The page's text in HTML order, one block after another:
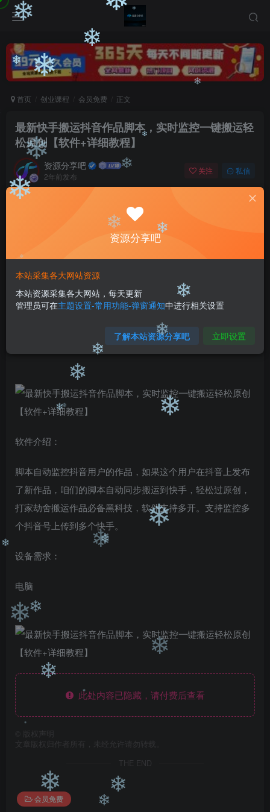
首页 创业课程 会员免费 正文
最新快手搬运抖音作品脚本，实时监控一键搬运轻
松原创【软件+详细教程】
资源分享吧
2年前发布
关注 私信
此内容为付费阅读，请付费后查看
9.9
黄金会员免费 钻石会员
您当前未登录！建议登陆后购买，可保存购买订单
软件介绍：
脚本自动监控抖音用户的作品，如果这个用户在抖音上发布
了新作品，咱们的脚本自动同步搬运到快手，轻松过原创，
打家劫舍搬运作品必备黑科技，软件支持多开。支持监控多
个抖音号上传到多个快手。
设备需求：
电脑
此处内容已隐藏，请付费后查看
版权声明
文章版权归作者所有，未经允许请勿转载。
THE END
会员免费
资源分享吧
本站采集各大网站资源
本站资源采集各大网站，每天更新
管理员可在主题设置-常用功能-弹窗通知中进行相关设置
了解本站资源分享吧 立即设置
❄
❄
❄
❄
❄
❄
❄
❄
❄
❄
❄
❄
❄
❄
❄
❄
❄
❄
❄ ❄
❄
❄
❄ ❄